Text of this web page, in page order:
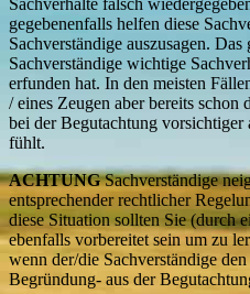
Sachverhalte falsch
gegebenenfalls helfen diese
Sachverständige auszusagen.
Sachverständige wichtige
erfunden hat. In den meisten
/ eines Zeugen aber bereits schon
bei der Begutachtung
fühlt.
ACHTUNGSachverständige
entsprechender rechtlicher
diese Situation sollten Sie (durch
ebenfalls vorbereitet sein um zu
wenn der/die Sachverständige
Begründung- aus der